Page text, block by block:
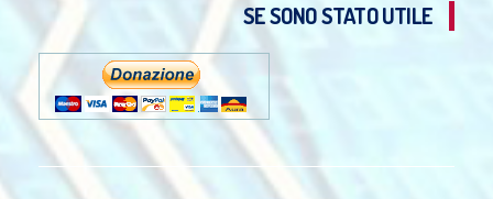
SE SONO STATO UTILE